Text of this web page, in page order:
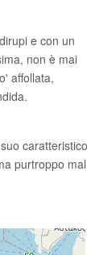
e con un
non è mai
affollata,
caratteristico
purtroppo mal